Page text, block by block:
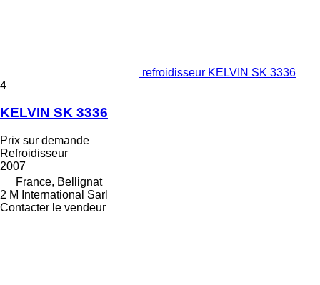
refroidisseur KELVIN SK 3336
4
KELVIN SK 3336
Prix sur demande
Refroidisseur
2007
France, Bellignat
2 M International Sarl
Contacter le vendeur